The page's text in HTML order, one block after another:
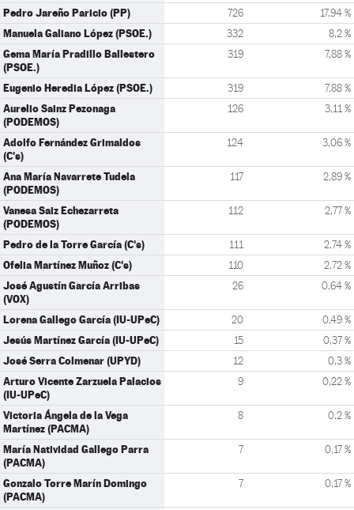
Pedro Jareño Paricio (PP) 726 17,94 %
Manuela Galiano López (PSOE.) 332 8,2 %
Gema María Pradillo Ballestero
(PSOE.)
319 7,88 %
Eugenio Heredia López (PSOE.) 319 7,88 %
Aurelio Sainz Pezonaga
(PODEMOS)
126 3,11 %
Adolfo Fernández Grimaldos
(C's)
124 3,06 %
Ana María Navarrete Tudela
(PODEMOS)
117 2,89 %
Vanesa Saiz Echezarreta
(PODEMOS)
112 2,77 %
Pedro de la Torre García (C's) 111 2,74 %
Ofelia Martínez Muñoz (C's) 110 2,72 %
José Agustín García Arribas
(VOX)
26 0,64 %
Lorena Gallego García (IU-UPeC) 20 0,49 %
Jesús Martínez García (IU-UPeC) 15 0,37 %
José Serra Colmenar (UPYD) 12 0,3 %
Arturo Vicente Zarzuela Palacios
(IU-UPeC)
9 0,22 %
Victoria Ángela de la Vega
Martínez (PACMA)
8 0,2 %
María Natividad Gallego Parra
(PACMA)
7 0,17 %
Gonzalo Torre Marín Domingo
(PACMA)
7 0,17 %